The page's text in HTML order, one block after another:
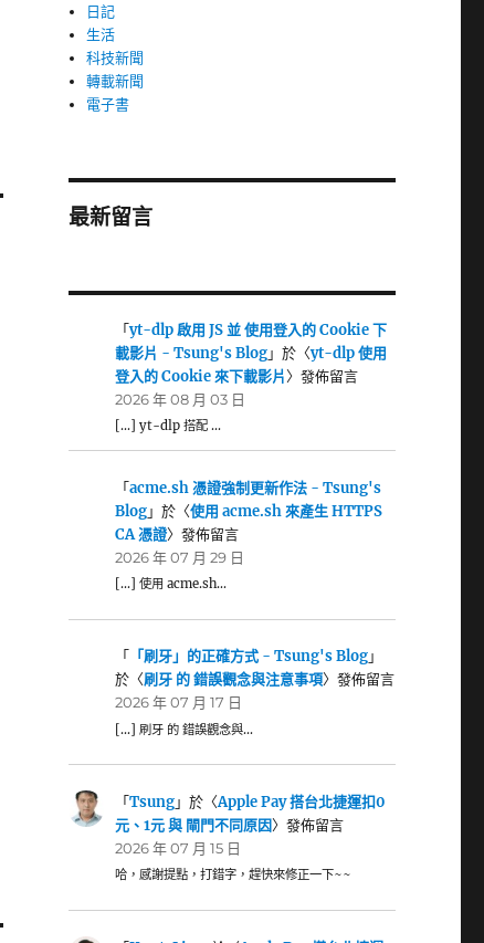
日記
生活
科技新聞
轉載新聞
電子書
最新留言
「yt-dlp 啟用 JS 並 使用登入的 Cookie 下
載影片 - Tsung's Blog」於〈yt-dlp 使用
登入的 Cookie 來下載影片〉發佈留言
2026 年 08 月 03 日
[…] yt-dlp 搭配 …
「acme.sh 憑證強制更新作法 - Tsung's
Blog」於〈使用 acme.sh 來產生 HTTPS
CA 憑證〉發佈留言
2026 年 07 月 29 日
[…] 使用 acme.sh…
「 「刷牙」的正確方式 - Tsung's Blog」
於〈刷牙 的 錯誤觀念與注意事項〉發佈留言
2026 年 07 月 17 日
[…] 刷牙 的 錯誤觀念與…
「Tsung」於〈Apple Pay 搭台北捷運扣0
元、1元 與 閘門不同原因〉發佈留言
2026 年 07 月 15 日
哈，感謝提點，打錯字，趕快來修正一下~~